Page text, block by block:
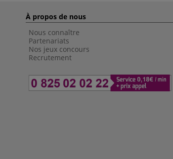
À propos de nous
Nous connaître
Partenariats
Nos jeux concours
Recrutement